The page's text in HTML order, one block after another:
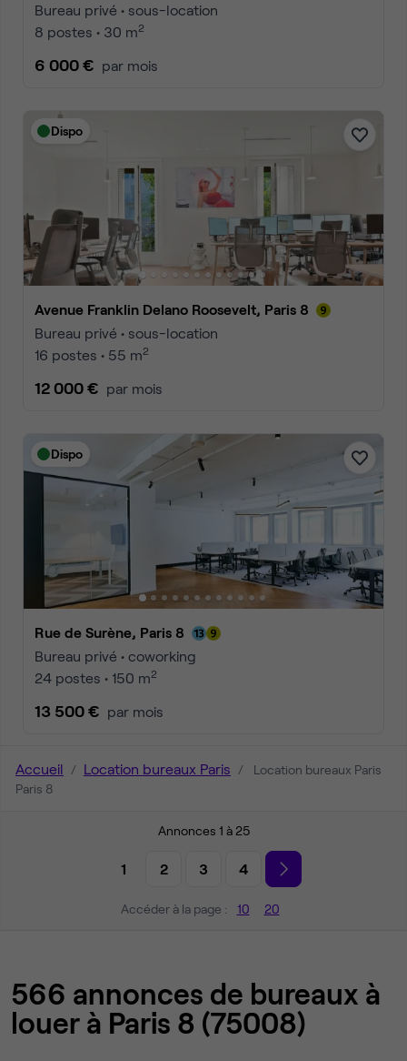
Bureau privé • sous-location
8 postes • 30 m2
6 000 € par mois
Dispo
Avenue Franklin Delano Roosevelt, Paris 8
Bureau privé • sous-location
16 postes • 55 m2
12 000 € par mois
Dispo
Rue de Surène, Paris 8
Bureau privé • coworking
24 postes • 150 m2
13 500 € par mois
Accueil Location bureaux Paris
Location bureaux Paris
Paris 8
Annonces 1 à 25
1 2 3 4
Accéder à la page : 10 20
566 annonces de bureaux à
louer à Paris 8 (75008)